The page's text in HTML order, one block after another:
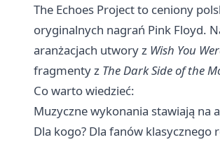
The Echoes Project to ceniony
oryginalnych nagrań Pink Floyd.
aranżacjach utwory z Wish You
fragmenty z The Dark Side of the
Co warto wiedzieć:
Muzyczne wykonania stawiają
Dla kogo? Dla fanów